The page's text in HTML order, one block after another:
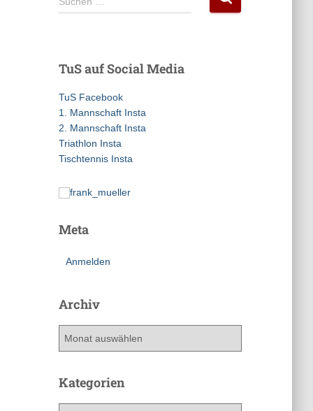
u
n
a
c
h
:
TuS auf Social Media
TuS Facebook
1. Mannschaft Insta
2. Mannschaft Insta
Triathlon Insta
Tischtennis Insta
Meta
Anmelden
Archiv
h
Kategorien